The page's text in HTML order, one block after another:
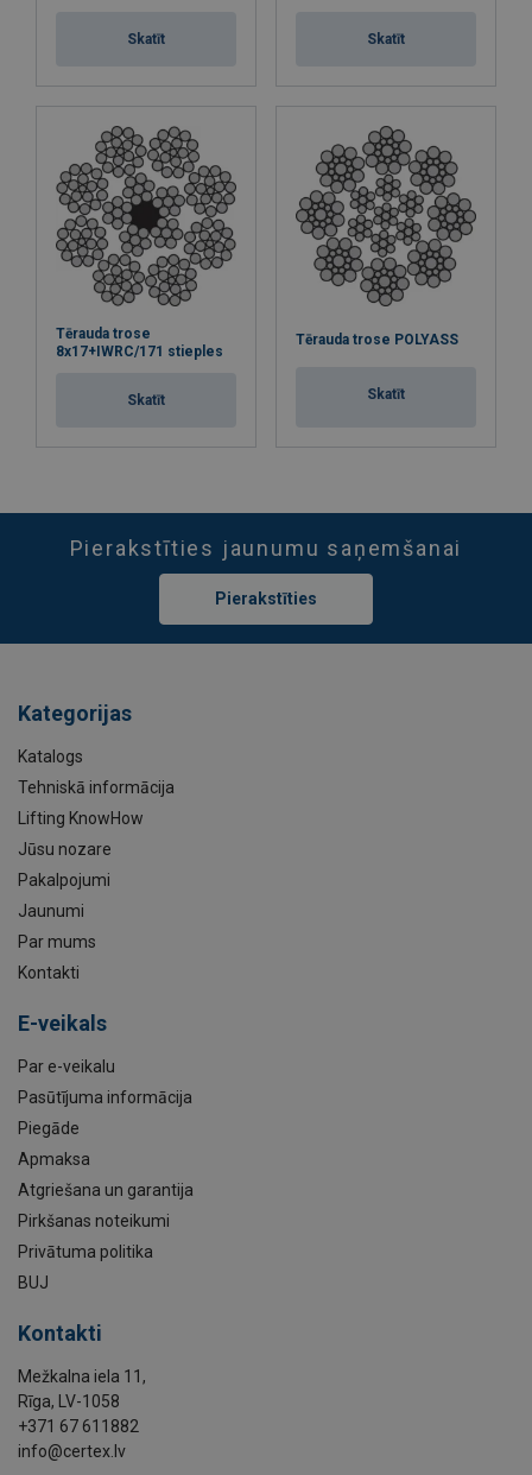
Skatīt Skatīt
Tērauda trose
8x17+IWRC/171 stieples
Skatīt
Tērauda trose POLYASS
Skatīt
Pierakstīties jaunumu saņemšanai
Pierakstīties
Kategorijas
Katalogs
Tehniskā informācija
Lifting KnowHow
Jūsu nozare
Pakalpojumi
Jaunumi
Par mums
Kontakti
E-veikals
Par e-veikalu
Pasūtījuma informācija
Piegāde
Apmaksa
Atgriešana un garantija
Pirkšanas noteikumi
Privātuma politika
BUJ
Kontakti
Mežkalna iela 11,
Rīga, LV-1058
+371 67 611882
info@certex.lv